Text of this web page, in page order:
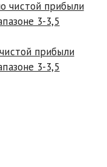
прибыли
3-3,5